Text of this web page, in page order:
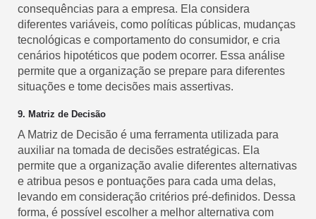
consequências para a empresa. Ela considera
diferentes variáveis, como políticas públicas, mudanças
tecnológicas e comportamento do consumidor, e cria
cenários hipotéticos que podem ocorrer. Essa análise
permite que a organização se prepare para diferentes
situações e tome decisões mais assertivas.
9. Matriz de Decisão
A Matriz de Decisão é uma ferramenta utilizada para
auxiliar na tomada de decisões estratégicas. Ela
permite que a organização avalie diferentes alternativas
e atribua pesos e pontuações para cada uma delas,
levando em consideração critérios pré-definidos. Dessa
forma, é possível escolher a melhor alternativa com